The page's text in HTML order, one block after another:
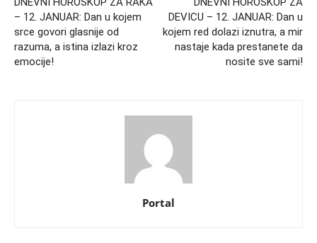
– 12. JANUAR: Dan u kojem
srce govori glasnije od
razuma, a istina izlazi kroz
emocije!
DEVICU – 12. JANUAR: Dan u
kojem red dolazi iznutra, a mir
nastaje kada prestanete da
nosite sve sami!
Portal